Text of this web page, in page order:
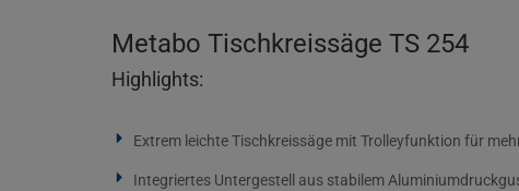
Metabo Tischkreissäge TS 254
Highlights:
Extrem leichte Tischkreissäge mit Trolleyfunktion für
Integriertes Untergestell aus stabilem